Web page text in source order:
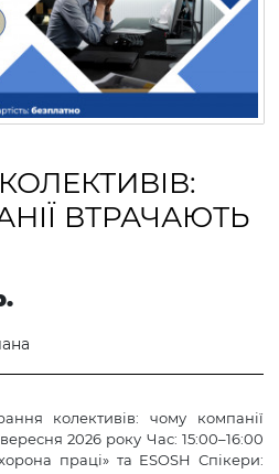
ВТРАЧАЮТЬ
колективів: чому компанії
2026 року Час: 15:00–16:00
праці» та ESOSH Спікери: